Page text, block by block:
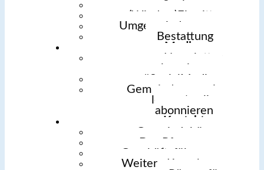
Umgemeindungen
Bestattung
Gemeindemagazin
lesen / online
abonnieren
Weitere Kontakte